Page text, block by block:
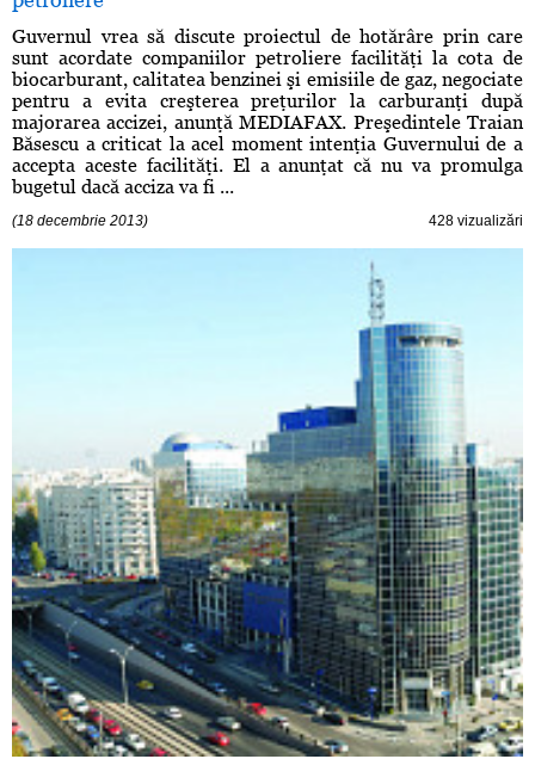
Guvernul vrea să discute proiectul de hotărâre prin care
sunt acordate companiilor petroliere facilităţi la cota de
biocarburant, calitatea benzinei şi emisiile de gaz, negociate
pentru a evita creşterea preţurilor la carburanţi după
majorarea accizei, anunţă MEDIAFAX. Preşedintele Traian
Băsescu a criticat la acel moment intenţia Guvernului de a
accepta aceste facilităţi. El a anunţat că nu va promulga
bugetul dacă acciza va fi ...
(18 decembrie 2013) 428 vizualizări